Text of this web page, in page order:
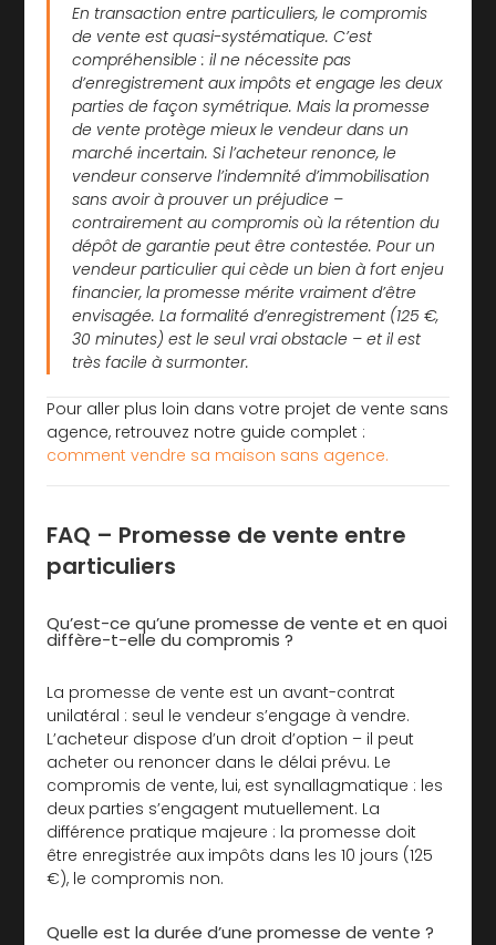
En transaction entre particuliers, le compromis
de vente est quasi-systématique. C’est
compréhensible : il ne nécessite pas
d’enregistrement aux impôts et engage les deux
parties de façon symétrique. Mais la promesse
de vente protège mieux le vendeur dans un
marché incertain. Si l’acheteur renonce, le
vendeur conserve l’indemnité d’immobilisation
sans avoir à prouver un préjudice –
contrairement au compromis où la rétention du
dépôt de garantie peut être contestée. Pour un
vendeur particulier qui cède un bien à fort enjeu
financier, la promesse mérite vraiment d’être
envisagée. La formalité d’enregistrement (125 €,
30 minutes) est le seul vrai obstacle – et il est
très facile à surmonter.
Pour aller plus loin dans votre projet de vente sans
agence, retrouvez notre guide complet :
comment vendre sa maison sans agence.
FAQ – Promesse de vente entre
particuliers
Qu’est-ce qu’une promesse de vente et en quoi
diffère-t-elle du compromis ?
La promesse de vente est un avant-contrat
unilatéral : seul le vendeur s’engage à vendre.
L’acheteur dispose d’un droit d’option – il peut
acheter ou renoncer dans le délai prévu. Le
compromis de vente, lui, est synallagmatique : les
deux parties s’engagent mutuellement. La
différence pratique majeure : la promesse doit
être enregistrée aux impôts dans les 10 jours (125
€), le compromis non.
Quelle est la durée d’une promesse de vente ?